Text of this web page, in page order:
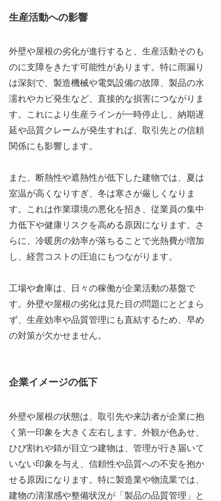
生産活動への影響
外壁や屋根の劣化が進行すると、生産活動そのも
のに支障をきたす可能性があります。特に雨漏り
は深刻で、製造機械や電気設備の故障、製品の水
濡れやカビ発生など、直接的な損害につながりま
す。これにより生産ラインが一時停止し、納期遅
延や品質クレームが発生すれば、取引先との信頼
関係にも影響します。
また、断熱性や遮熱性が低下した建物では、夏は
室温が高くなりすぎ、冬は寒さが厳しくなりま
す。これは作業環境の悪化を招き、従業員の集中
力低下や健康リスクを高める原因になります。さ
らに、冷暖房の効率が落ちることで光熱費が増加
し、経営コストの圧迫にもつながります。
工場や倉庫は、日々の稼働が企業活動の基盤で
す。外壁や屋根の劣化は見た目の問題にとどまら
ず、生産効率や品質管理にも直結するため、早め
の対策が欠かせません。
企業イメージの低下
外壁や屋根の状態は、取引先や来訪者が企業に抱
く第一印象を大きく左右します。外観が色あせ、
ひび割れや錆が目立つ建物は、管理が行き届いて
いない印象を与え、信頼性や品質への不安を抱か
せる原因になります。特に製造業や物流業では、
建物の清潔感や整備状況が「製品の品質管理」と